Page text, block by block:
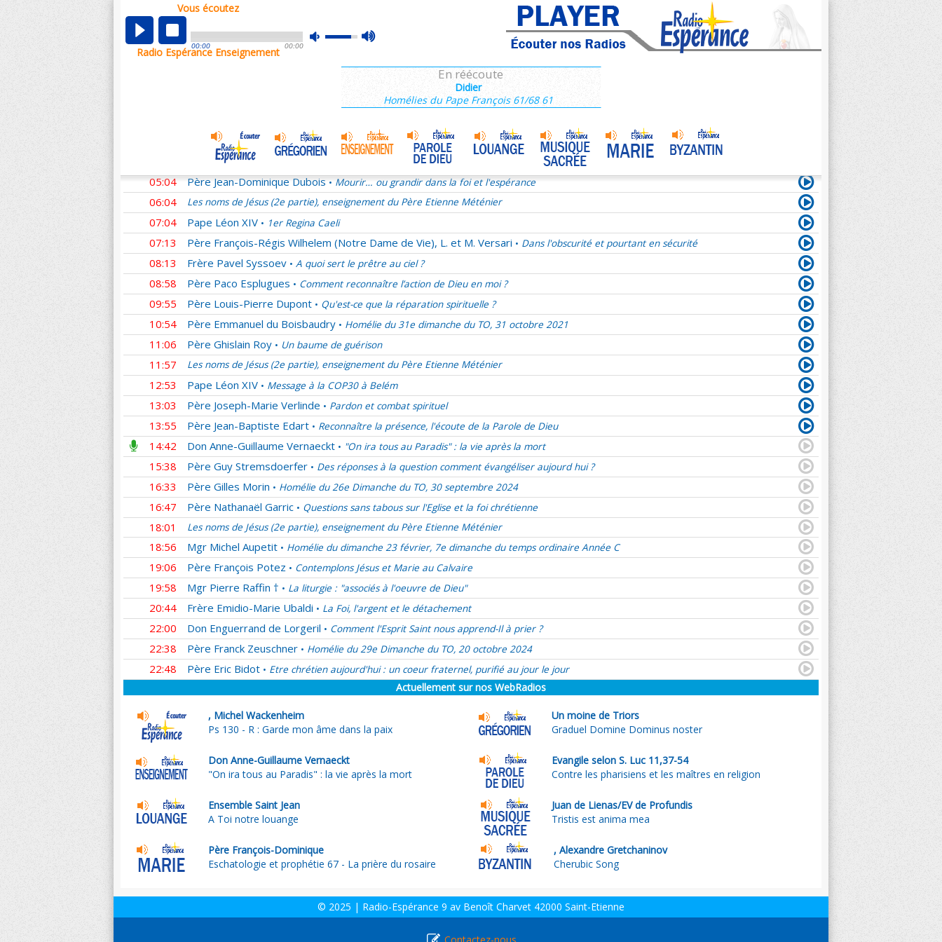
Vous écoutez
mute
max
00:00 00:00
Radio Espérance Enseignement
En réécoute
Didier
Homélies du Pape François 61/68 61
00:01
00:59 Didier • Homélies du Pape François 28/68
01:27 Père Matthieu Dauchez
Après 2013, quel projet pour les chrétiens ?
L'Eucharistie chez les pères de l'Eglise
Père Alexandre Legay Homélie du samedi 29 novembre 2025
Père Christophe Hadevis
05:04 Père Jean-Dominique Dubois • Mourir… ou grandir dans la foi et l'espérance
06:04 Les noms de Jésus (2e partie), enseignement du Père Etienne Méténier
07:04 Pape Léon XIV • 1er Regina Caeli
07:13 Père François-Régis Wilhelem (Notre Dame de Vie), L. et M. Versari • Dans l'obscurité et pourtant en sécurité
08:13 Frère Pavel Syssoev • A quoi sert le prêtre au ciel ?
08:58 Père Paco Esplugues • Comment reconnaître l’action de Dieu en moi ?
09:55 Père Louis-Pierre Dupont • Qu'est-ce que la réparation spirituelle ?
10:54 Père Emmanuel du Boisbaudry • Homélie du 31e dimanche du TO, 31 octobre 2021
11:06 Père Ghislain Roy • Un baume de guérison
11:57 Les noms de Jésus (2e partie), enseignement du Père Etienne Méténier
12:53 Pape Léon XIV • Message à la COP30 à Belém
13:03 Père Joseph-Marie Verlinde • Pardon et combat spirituel
13:55 Père Jean-Baptiste Edart • Reconnaître la présence, l'écoute de la Parole de Dieu
14:42 Don Anne-Guillaume Vernaeckt • "On ira tous au Paradis" : la vie après la mort
15:38 Père Guy Stremsdoerfer • Des réponses à la question comment évangéliser aujourd hui ?
16:33 Père Gilles Morin • Homélie du 26e Dimanche du TO, 30 septembre 2024
16:47 Père Nathanaël Garric • Questions sans tabous sur l'Eglise et la foi chrétienne
18:01 Les noms de Jésus (2e partie), enseignement du Père Etienne Méténier
18:56 Mgr Michel Aupetit • Homélie du dimanche 23 février, 7e dimanche du temps ordinaire Année C
19:06 Père François Potez • Contemplons Jésus et Marie au Calvaire
19:58 Mgr Pierre Raffin † • La liturgie : "associés à l'oeuvre de Dieu"
20:44 Frère Emidio-Marie Ubaldi • La Foi, l'argent et le détachement
22:00 Don Enguerrand de Lorgeril • Comment l'Esprit Saint nous apprend-Il à prier ?
22:38 Père Franck Zeuschner • Homélie du 29e Dimanche du TO, 20 octobre 2024
22:48 Père Eric Bidot • Etre chrétien aujourd'hui : un coeur fraternel, purifié au jour le jour
Actuellement sur nos WebRadios
, Michel Wackenheim
Ps 130 - R : Garde mon âme dans la paix
Un moine de Triors
Graduel Domine Dominus noster
Don Anne-Guillaume Vernaeckt
"On ira tous au Paradis" : la vie après la mort
Evangile selon S. Luc 11,37-54
Contre les pharisiens et les maîtres en religion
Ensemble Saint Jean
A Toi notre louange
Juan de Lienas/EV de Profundis
Tristis est anima mea
Père François-Dominique
Eschatologie et prophétie 67 - La prière du rosaire
, Alexandre Gretchaninov
Cherubic Song
© 2025 | Radio-Espérance 9 av Benoît Charvet 42000 Saint-Etienne